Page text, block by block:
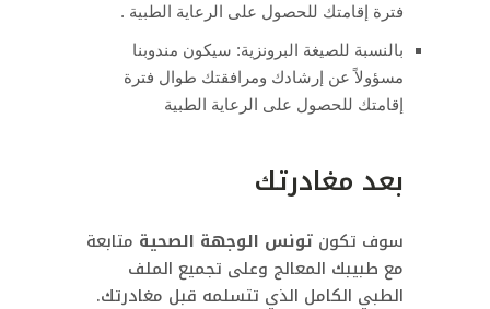
فترة إقامتك للحصول على الرعاية الطبية .
بالنسبة للصيغة البرونزية: سيكون مندوبنا
مسؤولاً عن إرشادك ومرافقتك طوال فترة
إقامتك للحصول على الرعاية الطبية
بعد مغادرتك
سوف تكون تونس الوجهة الصحية متابعة
مع طبيبك المعالج وعلى تجميع الملف
الطبي الكامل الذي تتسلمه قبل مغادرتك.